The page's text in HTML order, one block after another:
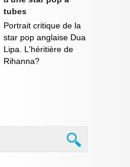
tubes
Portrait critique de la
star pop anglaise Dua
Lipa. L'héritière de
Rihanna?